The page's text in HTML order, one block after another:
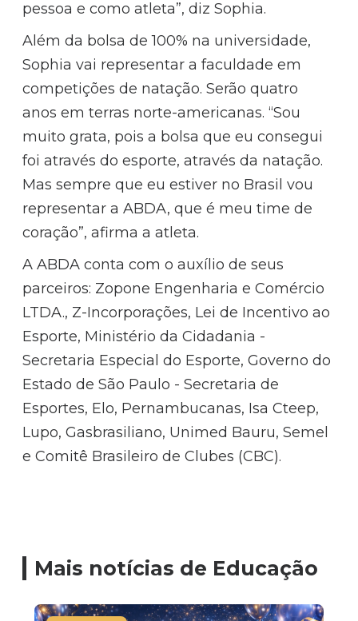
pessoa e como atleta”, diz Sophia.
Além da bolsa de 100% na universidade,
Sophia vai representar a faculdade em
competições de natação. Serão quatro
anos em terras norte-americanas. “Sou
muito grata, pois a bolsa que eu consegui
foi através do esporte, através da natação.
Mas sempre que eu estiver no Brasil vou
representar a ABDA, que é meu time de
coração”, afirma a atleta.
A ABDA conta com o auxílio de seus
parceiros: Zopone Engenharia e Comércio
LTDA., Z-Incorporações, Lei de Incentivo ao
Esporte, Ministério da Cidadania -
Secretaria Especial do Esporte, Governo do
Estado de São Paulo - Secretaria de
Esportes, Elo, Pernambucanas, Isa Cteep,
Lupo, Gasbrasiliano, Unimed Bauru, Semel
e Comitê Brasileiro de Clubes (CBC).
Mais notícias de Educação